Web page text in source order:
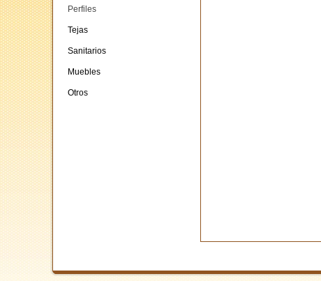
Perfiles
Tejas
Sanitarios
Muebles
Otros